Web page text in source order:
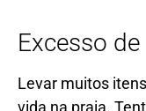
Excesso
Levar muitos
vida na praia.